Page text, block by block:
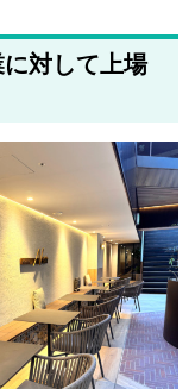
対して上場